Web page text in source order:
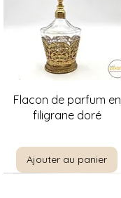
Aperçu rapide
Flacon de parfum en
filigrane doré
Ajouter au panier